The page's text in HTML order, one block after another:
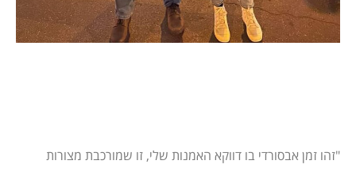
"זהו זמן אבסורדי בו דווקא האמנות שלי, זו שמורכבת מצורות